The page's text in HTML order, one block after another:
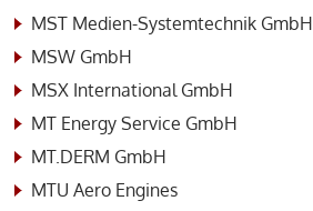
MST Medien-Systemtechnik GmbH
MSW GmbH
MSX International GmbH
MT Energy Service GmbH
MT.DERM GmbH
MTU Aero Engines